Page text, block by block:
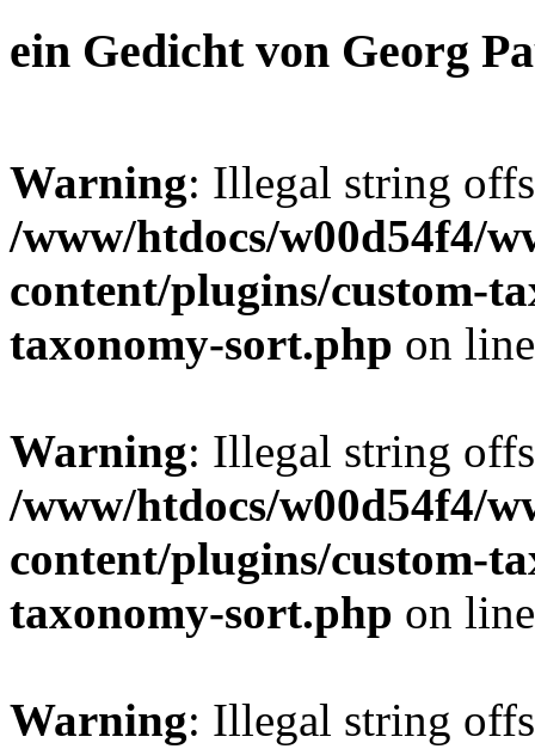
ein Gedicht von Georg
Warning: Illegal string
/www/htdocs/w00d54f4/
content/plugins/custom-
taxonomy-sort.php on
Warning: Illegal string
/www/htdocs/w00d54f4/
content/plugins/custom-
taxonomy-sort.php on
Warning: Illegal string